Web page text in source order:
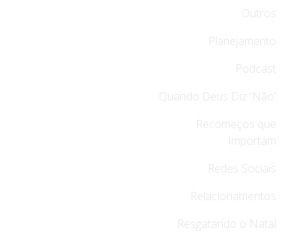
Outros
Planejamento
Podcast
Quando Deus Diz 'Não'
Recomeços que
Importam
Redes Sociais
Relacionamentos
Resgatando o Natal